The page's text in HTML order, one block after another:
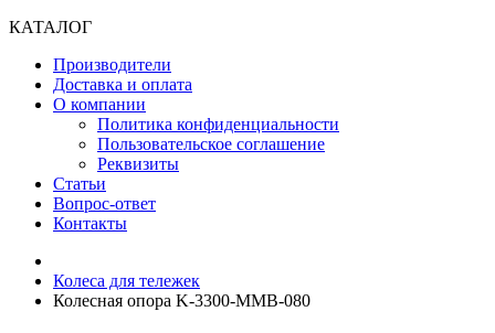
КАТАЛОГ
Производители
Доставка и оплата
О компании
Политика конфиденциальности
Пользовательское соглашение
Реквизиты
Статьи
Вопрос-ответ
Контакты
Колеса для тележек
Колесная опора K-3300-MMB-080